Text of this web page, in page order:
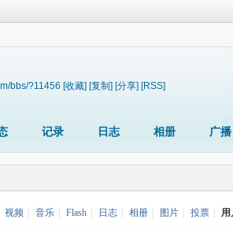
bbs/?11456 [收藏] [复制] [分享] [RSS]
记录 日志 相册 广播
视频 音乐 Flash 日志 相册 图片 投票 用